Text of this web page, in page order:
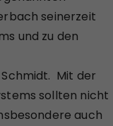
seinerzeit
und zu den
Mit der
sollten nicht
auch